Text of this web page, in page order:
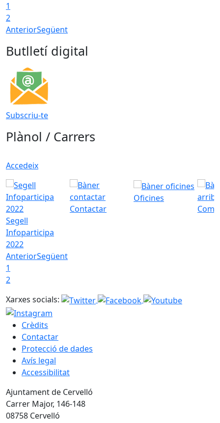
1
2
AnteriorSegüent
Butlletí digital
Subscriu-te
Plànol / Carrers
Accedeix
Segell
Infoparticipa
2022
Contactar
Oficines
Com
AnteriorSegüent
1
2
Xarxes socials:
Crèdits
Contactar
Protecció de dades
Avís legal
Accessibilitat
Ajuntament de Cervelló
Carrer Major, 146-148
08758 Cervelló